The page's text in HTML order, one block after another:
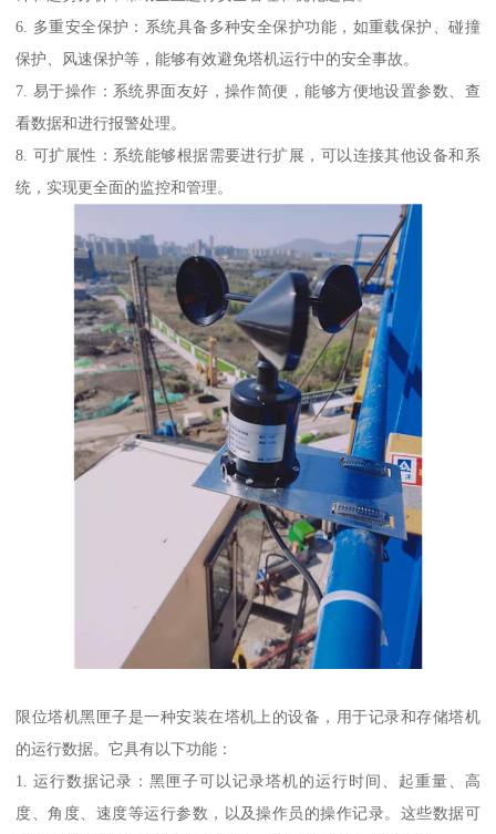
6. 多重安全保护：系统具备多种安全保护功能，如重载保护、碰撞
保护、风速保护等，能够有效避免塔机运行中的安全事故。
7. 易于操作：系统界面友好，操作简便，能够方便地设置参数、查
看数据和进行报警处理。
8. 可扩展性：系统能够根据需要进行扩展，可以连接其他设备和系
统，实现更全面的监控和管理。
限位塔机黑匣子是一种安装在塔机上的设备，用于记录和存储塔机
的运行数据。它具有以下功能：
1. 运行数据记录：黑匣子可以记录塔机的运行时间、起重量、高
度、角度、速度等运行参数，以及操作员的操作记录。这些数据可